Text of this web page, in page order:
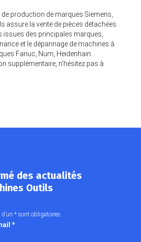
production de marques Siemens,
assure la vente de pièces détachées
des principales marques,
et le dépannage de machines à
Fanuc, Num, Heidenhain…
supplémentaire, n’hésitez pas à
des actualités
Outils
* sont obligatoires
*